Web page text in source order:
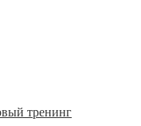
тренинг